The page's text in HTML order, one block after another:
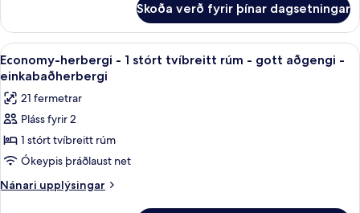
2
meðalstór
tvíbreið
rúm
-
einkabaðherbergi
herbergi
með
tvíbreiðu
rúmi
2
meðalstór
rúm
-
Skoða verð fyrir þínar dagsetningar
Skoða
allar
myndir
fyrir
Economy-
herbergi
-
1
Skrifborð, straujárn/strauborð,
4
Economy-herbergi - 1 stórt tvíbreitt rúm - gott aðgengi -
einkabaðherbergi
21 fermetrar
Pláss fyrir 2
1 stórt tvíbreitt rúm
Ókeypis þráðlaust net
Nánari upplýsingar
Nánari